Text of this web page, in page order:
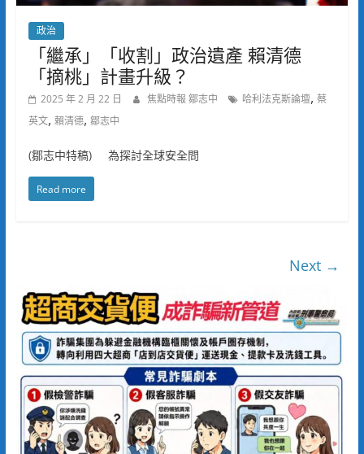
政治
「繼承」「收割」政治遺產 賴清德
「摘桃」計畫升級？
2025 年 2 月 22 日 焦點時報 鄒志中 哈利法克斯論壇, 蔡
英文, 賴清德, 鄒志中
(鄒志中特稿) 為探討全球安全問
Read more
Next →